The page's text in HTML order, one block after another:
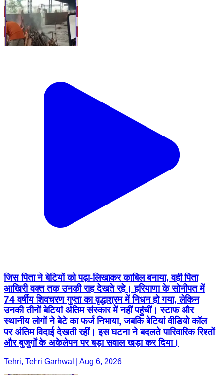
जिस पिता ने बेटियों को पढ़ा-लिखाकर काबिल बनाया, वही पिता
आखिरी वक्त तक उनकी राह देखते रहे। हरियाणा के सोनीपत में
74 वर्षीय शिवचरण गुप्ता का वृद्धाश्रम में निधन हो गया, लेकिन
उनकी तीनों बेटियां अंतिम संस्कार में नहीं पहुंचीं। स्टाफ और
स्थानीय लोगों ने बेटे का फर्ज निभाया, जबकि बेटियां वीडियो कॉल
पर अंतिम विदाई देखती रहीं। इस घटना ने बदलते पारिवारिक रिश्तों
और बुजुर्गों के अकेलेपन पर बड़ा सवाल खड़ा कर दिया।
Tehri, Tehri Garhwal | Aug 6, 2026